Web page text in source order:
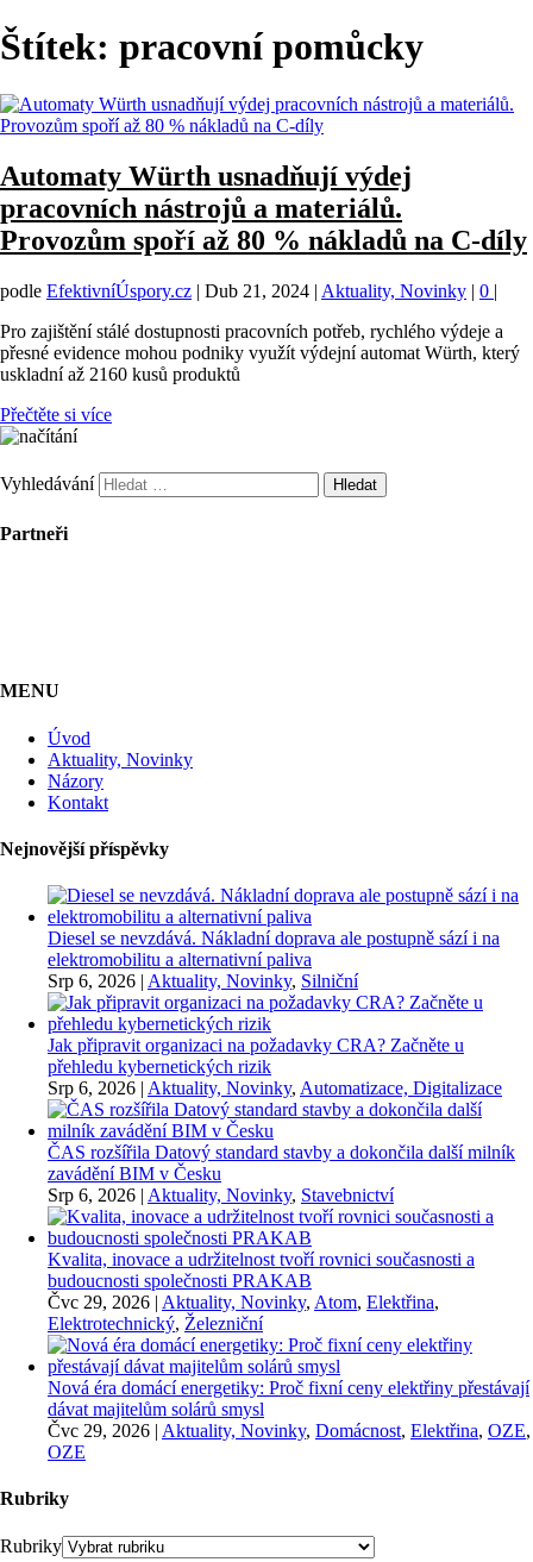
Štítek: pracovní pomůcky
Automaty Würth usnadňují výdej
pracovních nástrojů a materiálů.
Provozům spoří až 80 % nákladů na C-díly
podle EfektivníÚspory.cz | Dub 21, 2024 | Aktuality, Novinky | 0 |
Pro zajištění stálé dostupnosti pracovních potřeb, rychlého výdeje a
přesné evidence mohou podniky využít výdejní automat Würth, který
uskladní až 2160 kusů produktů
Přečtěte si více
Vyhledávání
Partneři
MENU
Úvod
Aktuality, Novinky
Názory
Kontakt
Nejnovější příspěvky
Diesel se nevzdává. Nákladní doprava ale postupně sází i na
elektromobilitu a alternativní paliva
Srp 6, 2026 | Aktuality, Novinky, Silniční
Jak připravit organizaci na požadavky CRA? Začněte u
přehledu kybernetických rizik
Srp 6, 2026 | Aktuality, Novinky, Automatizace, Digitalizace
ČAS rozšířila Datový standard stavby a dokončila další milník
zavádění BIM v Česku
Srp 6, 2026 | Aktuality, Novinky, Stavebnictví
Kvalita, inovace a udržitelnost tvoří rovnici současnosti a
budoucnosti společnosti PRAKAB
Čvc 29, 2026 | Aktuality, Novinky, Atom, Elektřina,
Elektrotechnický, Železniční
Nová éra domácí energetiky: Proč fixní ceny elektřiny přestávají
dávat majitelům solárů smysl
Čvc 29, 2026 | Aktuality, Novinky, Domácnost, Elektřina, OZE,
OZE
Rubriky
Rubriky